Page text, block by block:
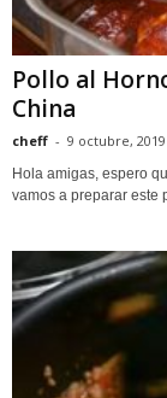
Pollo al
China
cheff - 9 octubre, 2019
Hola amigas, espero
vamos a preparar este